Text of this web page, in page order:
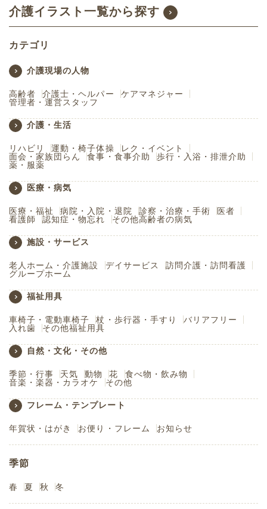
介護イラスト一覧から探す
カテゴリ
介護現場の人物
高齢者 介護士・ヘルパー
ケアマネジャー
管理者・運営スタッフ
介護・生活
リハビリ 運動・椅子体操
レク・イベント
面会・家族団らん
食事・食事介助
歩行・入浴・排泄介助
薬・服薬
医療・病気
医療・福祉 病院・入院・退院 診察・治療・手術
医者
看護師
認知症・物忘れ その他高齢者の病気
施設・サービス
老人ホーム・介護施設 デイサービス
訪問介護・訪問看護
グループホーム
福祉用具
車椅子・電動車椅子 杖・歩行器・手すり
バリアフリー
入れ歯
その他福祉用具
自然・文化・その他
季節・行事 天気 動物 花
食べ物・飲み物
音楽・楽器・カラオケ
その他
フレーム・テンプレート
年賀状・はがき お便り・フレーム お知らせ
季節
春 夏 秋 冬